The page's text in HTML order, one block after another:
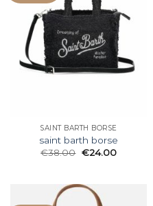
SAINT BARTH BORSE
saint barth borse
€38.00 €24.00